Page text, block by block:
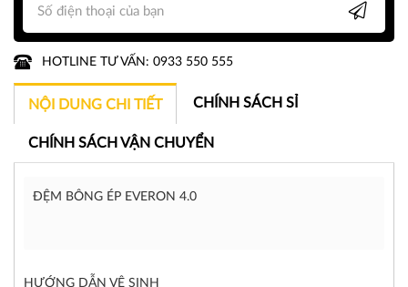
HOTLINE TƯ VẤN: 0933 550 555
NỘI DUNG CHI TIẾT CHÍNH SÁCH SỈ
CHÍNH SÁCH VẬN CHUYỂN
ĐỆM BÔNG ÉP EVERON 4.0
HƯỚNG DẪN VỆ SINH